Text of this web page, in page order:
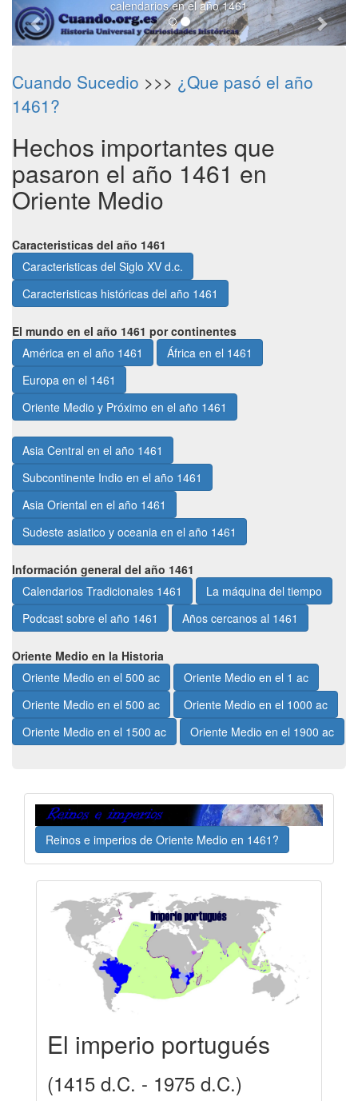
calendarios en el año 1461
Cuando Sucedio >>> ¿Que pasó el año
1461?
Hechos importantes que
pasaron el año 1461 en
Oriente Medio
Caracteristicas del año 1461
Caracteristicas del Siglo XV d.c.
Caracteristicas históricas del año 1461
El mundo en el año 1461 por continentes
América en el año 1461
África en el 1461
Europa en el 1461
Oriente Medio y Próximo en el año 1461
Asia Central en el año 1461
Subcontinente Indio en el año 1461
Asia Oriental en el año 1461
Sudeste asiatico y oceania en el año 1461
Información general del año 1461
Calendarios Tradicionales 1461
La máquina del tiempo
Podcast sobre el año 1461
Años cercanos al 1461
Oriente Medio en la Historia
Oriente Medio en el 500 ac
Oriente Medio en el 1 ac
Oriente Medio en el 500 ac
Oriente Medio en el 1000 ac
Oriente Medio en el 1500 ac
Oriente Medio en el 1900 ac
Reinos e imperios de Oriente Medio en 1461?
El imperio portugués
(1415 d.C. - 1975 d.C.)